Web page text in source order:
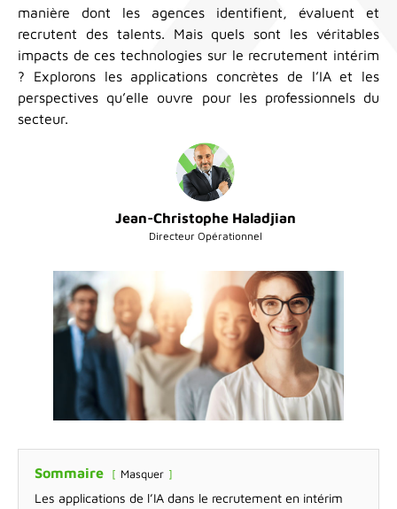
manière dont les agences identifient, évaluent et
recrutent des talents. Mais quels sont les véritables
impacts de ces technologies sur le recrutement intérim
? Explorons les applications concrètes de l’IA et les
perspectives qu’elle ouvre pour les professionnels du
secteur.
Jean-Christophe Haladjian
Directeur Opérationnel
Sommaire Masquer
Les applications de l’IA dans le recrutement en intérim